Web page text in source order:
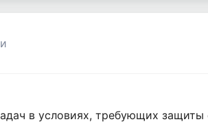
в условиях, требующих